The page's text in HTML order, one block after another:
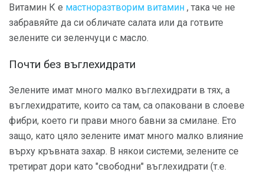
Витамин К е мастноразтворим витамин , така че не
забравяйте да си обличате салата или да готвите
зелените си зеленчуци с масло.
Почти без въглехидрати
Зелените имат много малко въглехидрати в тях, а
въглехидратите, които са там, са опаковани в слоеве
фибри, което ги прави много бавни за смилане. Ето
защо, като цяло зелените имат много малко влияние
върху кръвната захар. В някои системи, зелените се
третират дори като "свободни" въглехидрати (т.е.